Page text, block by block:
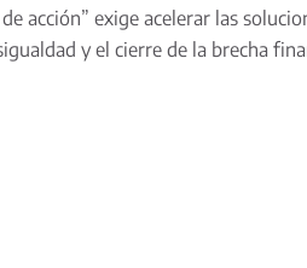
acción” exige acelerar las
y el cierre de la brecha